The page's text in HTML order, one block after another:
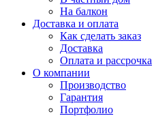
На балкон
Доставка и оплата
Как сделать заказ
Доставка
Оплата и рассрочка
О компании
Производство
Гарантия
Портфолио